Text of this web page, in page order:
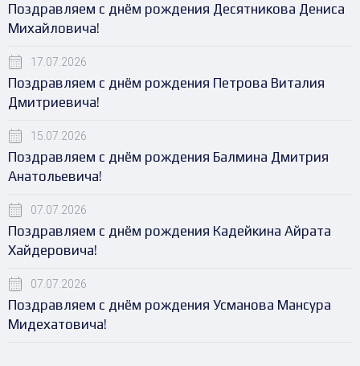
Поздравляем с днём рождения Десятникова Дениса
Михайловича!
17.07.2026
Поздравляем с днём рождения Петрова Виталия
Дмитриевича!
15.07.2026
Поздравляем с днём рождения Балмина Дмитрия
Анатольевича!
07.07.2026
Поздравляем с днём рождения Кадейкина Айрата
Хайдеровича!
07.07.2026
Поздравляем с днём рождения Усманова Мансура
Мидехатовича!